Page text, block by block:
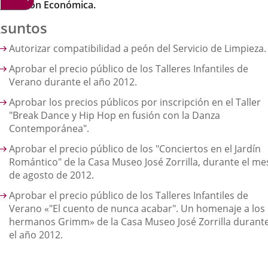
Económica.
Autorizar compatibilidad a peón del Servicio de Limpieza.
Aprobar el precio público de los Talleres Infantiles de
Verano durante el año 2012.
Aprobar los precios públicos por inscripción en el Taller
"Break Dance y Hip Hop en fusión con la Danza
Contemporánea".
Aprobar el precio público de los "Conciertos en el Jardín
Romántico" de la Casa Museo José Zorrilla, durante el
de agosto de 2012.
Aprobar el precio público de los Talleres Infantiles de
Verano «"El cuento de nunca acabar". Un homenaje a los
hermanos Grimm» de la Casa Museo José Zorrilla
el año 2012.